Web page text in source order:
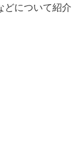
どについて紹介